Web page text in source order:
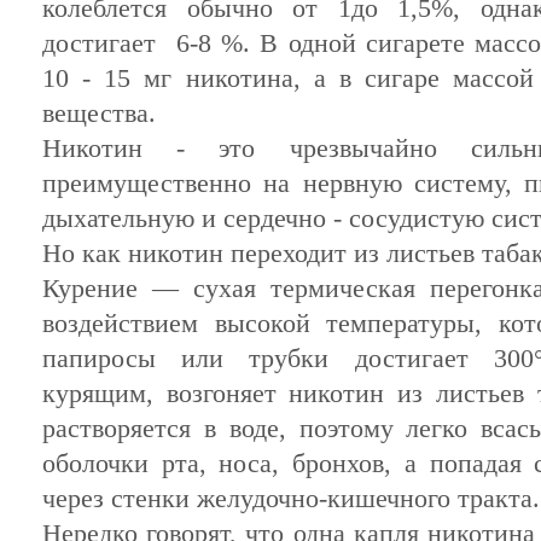
колеблется обычно от 1до 1,5%,
достигает 6-8 %. В одной сигарете
10 - 15 мг никотина, а в сигаре
вещества.
Никотин - это чрезвычайно
преимущественно на нервную систему,
дыхательную и сердечно - сосуди­стую
Но как никотин переходит из листьев
Курение — сухая термическая
воздействием высокой температуры,
папиросы или трубки дости­гает
курящим, возгоняет никотин из
растворяется в воде, поэтому легко
оболочки рта, носа, бронхов, а
через стен­ки желудочно-кишечного тракта.
Нередко говорят, что одна капля